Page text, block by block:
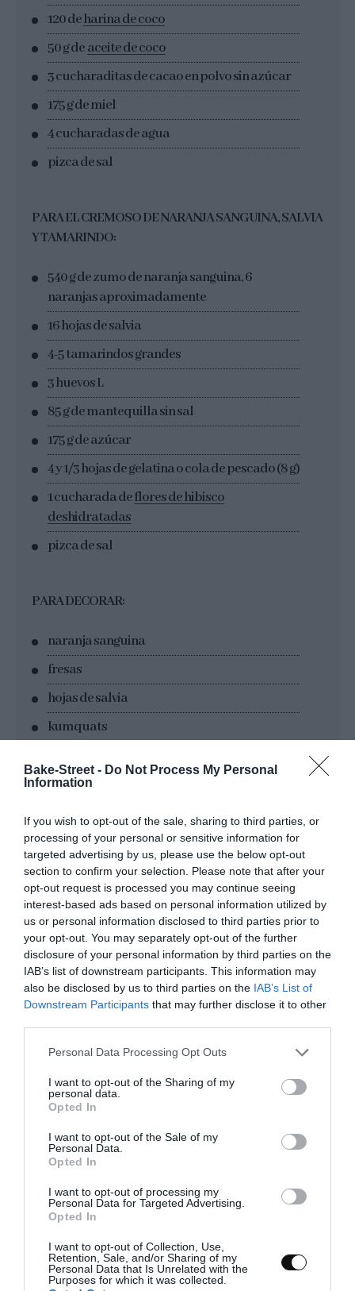
Bake-Street - Do Not Process My Personal
Information
If you wish to opt-out of the sale, sharing to third parties, or
processing of your personal or sensitive information for
targeted advertising by us, please use the below opt-out
section to confirm your selection. Please note that after your
opt-out request is processed you may continue seeing
interest-based ads based on personal information utilized by
us or personal information disclosed to third parties prior to
your opt-out. You may separately opt-out of the further
disclosure of your personal information by third parties on the
IAB’s list of downstream participants. This information may
also be disclosed by us to third parties on the IAB’s List of
Downstream Participants that may further disclose it to other
Please note that this website/app uses one or more Google
not limited to your visit or usage behaviour. You may click to
grant or deny consent to Google and its third-party tags to
use your data for below specified purposes in below Google
consent section.
Personal Data Processing Opt Outs
I want to opt-out of the Sharing of my
personal data.
Opted In
I want to opt-out of the Sale of my
Personal Data.
Opted In
I want to opt-out of processing my
Personal Data for Targeted Advertising.
Opted In
I want to opt-out of Collection, Use,
Retention, Sale, and/or Sharing of my
Personal Data that Is Unrelated with the
Purposes for which it was collected.
120 deharina de coco
50 g deaceite de coco
3 cucharaditas de cacao en polvo sin azúcar
175 g de miel
4 cucharadas de agua
pizca de sal
PARA EL CREMOSO DE NARANJA SANGUINA, SALVIA
Y TAMARINDO:
540 g de zumo de naranja sanguina, 6
naranjas aproximadamente
16 hojas de salvia
4-5 tamarindos grandes
3 huevos L
85 g de mantequilla sin sal
175 g de azúcar
4 y 1/3 hojas de gelatina o cola de pescado (8 g)
1 cucharada deflores de hibisco
deshidratadas
pizca de sal
PARA DECORAR:
naranja sanguina
fresas
hojas de salvia
kumquats
Elaboración
Preparamos la base de almendra y coco.
En un bol amplio añadimos la almendra
molida junto con el coco rallado, la harina de
cuchara.
Añadimos la miel junto con el aceite de coco y
comenzamos a integrar los ingredientes.
manos para lograr que los ingredientes se
amalgamen.
Incorporamos el cacao en polvo y mezclamos.
Añadimos el agua poco a poco e integrando a
la vez. Tendremos que conseguir una masa
que no se quiebre pero sin excedernos al
hidratarla.